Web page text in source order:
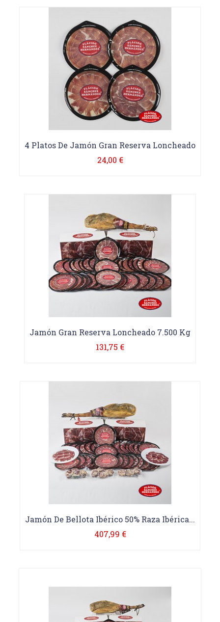
4 Platos De Jamón Gran Reserva Loncheado
24,00 €
Jamón Gran Reserva Loncheado 7.500 Kg
131,75 €
Jamón De Bellota Ibérico 50% Raza Ibérica...
407,99 €